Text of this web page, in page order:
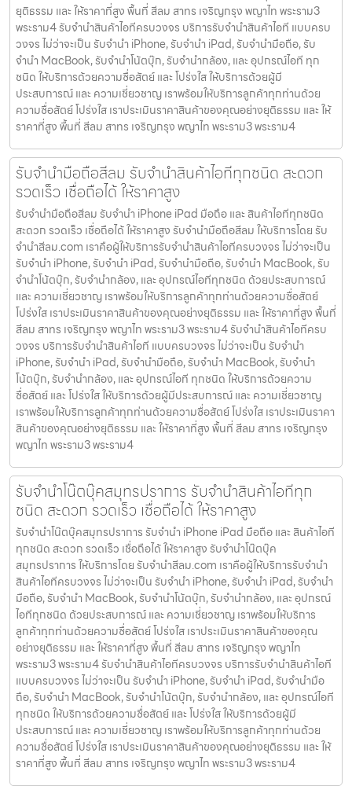
ยุติธรรม และ ให้ราคาที่สูง พื้นที่ สีลม สาทร เจริญกรุง พญาไท พระราม3
พระราม4 รับจำนำสินค้าไอทีครบวงจร บริการรับจำนำสินค้าไอที แบบครบ
วงจร ไม่ว่าจะเป็น รับจำนำ iPhone, รับจำนำ iPad, รับจำนำมือถือ, รับ
จำนำ MacBook, รับจำนำโน้ตบุ๊ก, รับจำนำกล้อง, และ อุปกรณ์ไอที ทุก
ชนิด ให้บริการด้วยความซื่อสัตย์ และ โปร่งใส ให้บริการด้วยผู้มี
ประสบการณ์ และ ความเชี่ยวชาญ เราพร้อมให้บริการลูกค้าทุกท่านด้วย
ความซื่อสัตย์ โปร่งใส เราประเมินราคาสินค้าของคุณอย่างยุติธรรม และ ให้
ราคาที่สูง พื้นที่ สีลม สาทร เจริญกรุง พญาไท พระราม3 พระราม4
รับจำนำมือถือสีลม รับจำนำสินค้าไอทีทุกชนิด สะดวก
รวดเร็ว เชื่อถือได้ ให้ราคาสูง
รับจำนำมือถือสีลม รับจำนำ iPhone iPad มือถือ และ สินค้าไอทีทุกชนิด
สะดวก รวดเร็ว เชื่อถือได้ ให้ราคาสูง รับจำนำมือถือสีลม ให้บริการโดย รับ
จํานําสีลม.com เราคือผู้ให้บริการรับจำนำสินค้าไอทีครบวงจร ไม่ว่าจะเป็น
รับจำนำ iPhone, รับจำนำ iPad, รับจำนำมือถือ, รับจำนำ MacBook, รับ
จำนำโน้ตบุ๊ก, รับจำนำกล้อง, และ อุปกรณ์ไอทีทุกชนิด ด้วยประสบการณ์
และ ความเชี่ยวชาญ เราพร้อมให้บริการลูกค้าทุกท่านด้วยความซื่อสัตย์
โปร่งใส เราประเมินราคาสินค้าของคุณอย่างยุติธรรม และ ให้ราคาที่สูง พื้นที่
สีลม สาทร เจริญกรุง พญาไท พระราม3 พระราม4 รับจำนำสินค้าไอทีครบ
วงจร บริการรับจำนำสินค้าไอที แบบครบวงจร ไม่ว่าจะเป็น รับจำนำ
iPhone, รับจำนำ iPad, รับจำนำมือถือ, รับจำนำ MacBook, รับจำนำ
โน้ตบุ๊ก, รับจำนำกล้อง, และ อุปกรณ์ไอที ทุกชนิด ให้บริการด้วยความ
ซื่อสัตย์ และ โปร่งใส ให้บริการด้วยผู้มีประสบการณ์ และ ความเชี่ยวชาญ
เราพร้อมให้บริการลูกค้าทุกท่านด้วยความซื่อสัตย์ โปร่งใส เราประเมินราคา
สินค้าของคุณอย่างยุติธรรม และ ให้ราคาที่สูง พื้นที่ สีลม สาทร เจริญกรุง
พญาไท พระราม3 พระราม4
รับจำนำโน๊ตบุ๊คสมุทรปราการ รับจำนำสินค้าไอทีทุก
ชนิด สะดวก รวดเร็ว เชื่อถือได้ ให้ราคาสูง
รับจำนำโน๊ตบุ๊คสมุทรปราการ รับจำนำ iPhone iPad มือถือ และ สินค้าไอที
ทุกชนิด สะดวก รวดเร็ว เชื่อถือได้ ให้ราคาสูง รับจำนำโน๊ตบุ๊ค
สมุทรปราการ ให้บริการโดย รับจํานําสีลม.com เราคือผู้ให้บริการรับจำนำ
สินค้าไอทีครบวงจร ไม่ว่าจะเป็น รับจำนำ iPhone, รับจำนำ iPad, รับจำนำ
มือถือ, รับจำนำ MacBook, รับจำนำโน้ตบุ๊ก, รับจำนำกล้อง, และ อุปกรณ์
ไอทีทุกชนิด ด้วยประสบการณ์ และ ความเชี่ยวชาญ เราพร้อมให้บริการ
ลูกค้าทุกท่านด้วยความซื่อสัตย์ โปร่งใส เราประเมินราคาสินค้าของคุณ
อย่างยุติธรรม และ ให้ราคาที่สูง พื้นที่ สีลม สาทร เจริญกรุง พญาไท
พระราม3 พระราม4 รับจำนำสินค้าไอทีครบวงจร บริการรับจำนำสินค้าไอที
แบบครบวงจร ไม่ว่าจะเป็น รับจำนำ iPhone, รับจำนำ iPad, รับจำนำมือ
ถือ, รับจำนำ MacBook, รับจำนำโน้ตบุ๊ก, รับจำนำกล้อง, และ อุปกรณ์ไอที
ทุกชนิด ให้บริการด้วยความซื่อสัตย์ และ โปร่งใส ให้บริการด้วยผู้มี
ประสบการณ์ และ ความเชี่ยวชาญ เราพร้อมให้บริการลูกค้าทุกท่านด้วย
ความซื่อสัตย์ โปร่งใส เราประเมินราคาสินค้าของคุณอย่างยุติธรรม และ ให้
ราคาที่สูง พื้นที่ สีลม สาทร เจริญกรุง พญาไท พระราม3 พระราม4